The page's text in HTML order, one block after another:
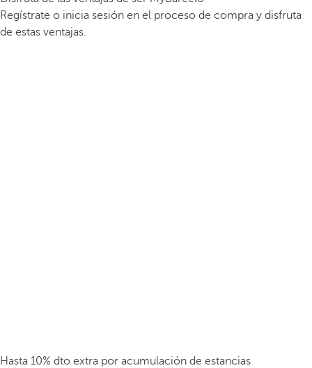
Regístrate o inicia sesión en el proceso de compra y disfruta
de estas ventajas.
Hasta 10% dto extra por acumulación de estancias